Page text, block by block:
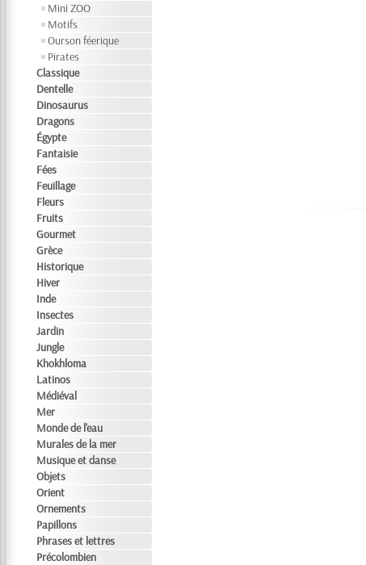
Mini ZOO
Motifs
Ourson féerique
Pirates
Classique
Dentelle
Dinosaurus
Dragons
Égypte
Fantaisie
Fées
Feuillage
Fleurs
Fruits
Gourmet
Grèce
Historique
Hiver
Inde
Insectes
Jardin
Jungle
Khokhloma
Latinos
Médiéval
Mer
Monde de l'eau
Murales de la mer
Musique et danse
Objets
Orient
Ornements
Papillons
Phrases et lettres
Précolombien